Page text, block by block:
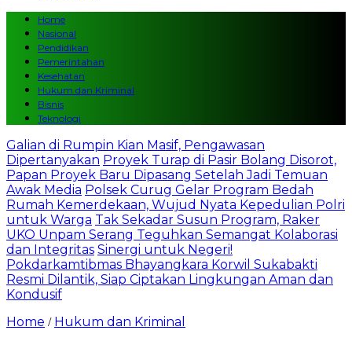
Home
Nasional
Pendidikan
Pemerintahan
Kesehatan
Hukum dan Kriminal
Bisnis
Teknologi
Galian di Rumpin Kian Masif, Pengawasan
Dipertanyakan Proyek Turap di Pasir Bolang Disorot,
Papan Proyek Baru Dipasang Setelah Jadi Temuan
Awak Media Polsek Curug Gelar Program Bedah
Rumah Kemerdekaan, Wujud Nyata Kepedulian Polri
untuk Warga Tak Sekadar Susun Program, Raker
UKO Unpam Serang Teguhkan Semangat Kolaborasi
dan Integritas Sinergi untuk Negeri!
Pokdarkamtibmas Bhayangkara Korwil Sukabakti
Resmi Dilantik, Siap Ciptakan Lingkungan Aman dan
Kondusif
Home / Hukum dan Kriminal